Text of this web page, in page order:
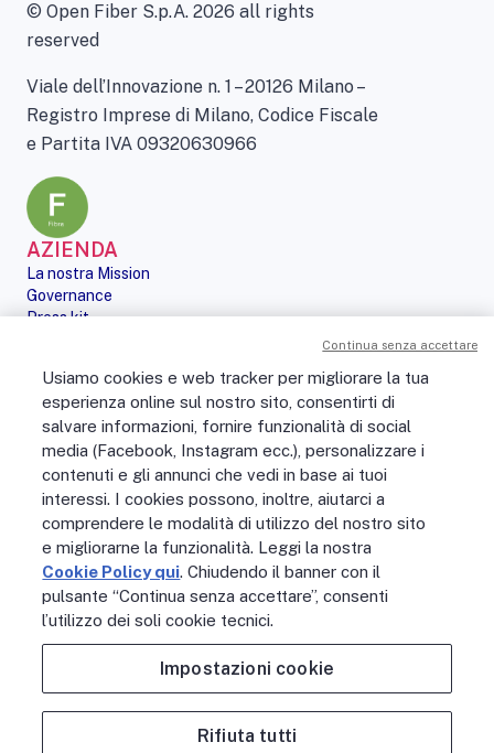
© Open Fiber S.p.A. 2026 all rights
reserved
Viale dell’Innovazione n. 1 – 20126 Milano –
Registro Imprese di Milano, Codice Fiscale
e Partita IVA 09320630966
AZIENDA
La nostra Mission
Governance
Press kit
Digital Services Act
PERSONE
No Fibra? No Party!
Posizioni aperte
La vita in Open Fiber
Lavora con noi
La nostra cultura
MONDO OPEN FIBER
Supporto
Assistenza scavi
Open Fiber Network Solutions
Area Riservata Operatori
Usiamo cookies e web tracker per migliorare la tua
esperienza online sul nostro sito, consentirti di
salvare informazioni, fornire funzionalità di social
media (Facebook, Instagram ecc.), personalizzare i
contenuti e gli annunci che vedi in base ai tuoi
interessi. I cookies possono, inoltre, aiutarci a
comprendere le modalità di utilizzo del nostro sito
e migliorarne la funzionalità. Leggi la nostra
Cookie Policy qui. Chiudendo il banner con il
pulsante “Continua senza accettare”, consenti
l’utilizzo dei soli cookie tecnici.
Impostazioni cookie
Rifiuta tutti
Continua senza accettare